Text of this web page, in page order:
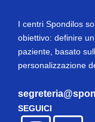
I centri Spondilos
obiettivo: definire
paziente, basato
personalizzazione
SEGUICI